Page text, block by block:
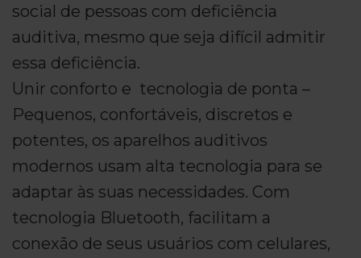
social de pessoas com deficiência
auditiva, mesmo que seja difícil admitir
essa deficiência.
Unir conforto e tecnologia de ponta –
Pequenos, confortáveis, discretos e
potentes, os aparelhos auditivos
modernos usam alta tecnologia para se
adaptar às suas necessidades. Com
tecnologia Bluetooth, facilitam a
conexão de seus usuários com celulares,